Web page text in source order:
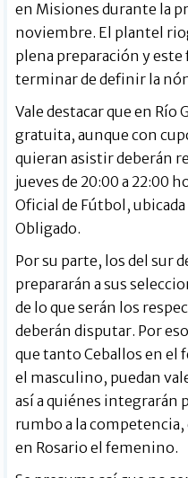
en Misiones durante la
noviembre. El plantel
plena preparación y este
terminar de definir la
Vale destacar que en Río
gratuita, aunque con
quieran asistir deberán
jueves de 20:00 a 22:00
Oficial de Fútbol,
Obligado.
Por su parte, los del sur
prepararán a sus
de lo que serán los
deberán disputar. Por
que tanto Ceballos en
el masculino, puedan
así a quiénes integrarán
rumbo a la
en Rosario el femenino.